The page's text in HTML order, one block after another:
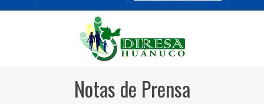
Notas de Prensa